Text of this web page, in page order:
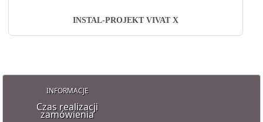
INSTAL-PROJEKT VIVAT X
INFORMACJE
Czas realizacji
zamówienia